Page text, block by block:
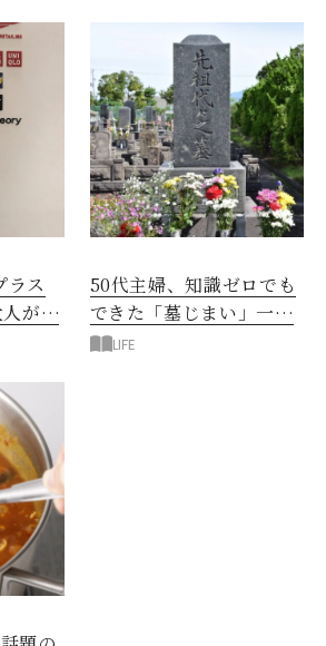
ラス
が着
50代主婦、知識ゼロでも
できた「墓じまい」一つ
後悔したのは、ある順
LIFE